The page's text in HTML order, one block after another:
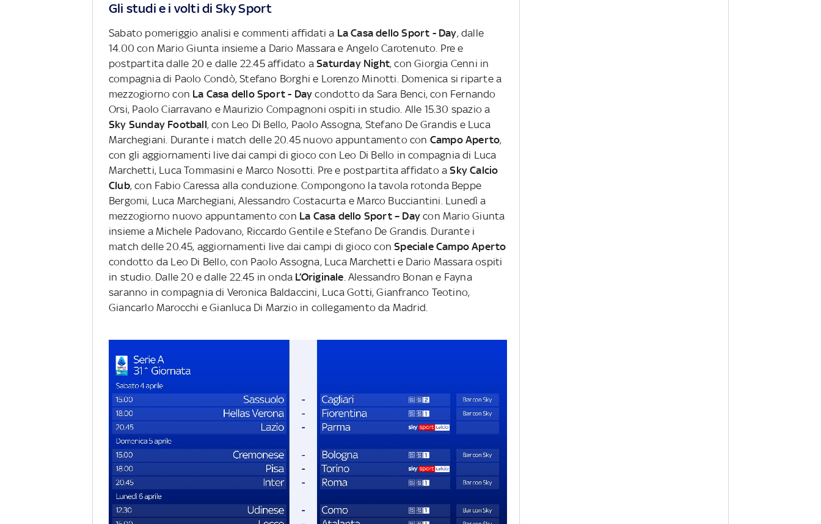
Gli studi e i volti di Sky Sport
Sabato pomeriggio analisi e commenti affidati a La Casa dello Sport - Day, dalle
14.00 con Mario Giunta insieme a Dario Massara e Angelo Carotenuto. Pre e
postpartita dalle 20 e dalle 22.45 affidato aSaturday Night, con Giorgia Cenni in
compagnia di Paolo Condò, Stefano Borghi e Lorenzo Minotti. Domenica si riparte a
mezzogiorno con La Casa dello Sport - Day condotto da Sara Benci, con Fernando
Orsi, Paolo Ciarravano e Maurizio Compagnoni ospiti in studio. Alle 15.30 spazio a
Sky Sunday Football, con Leo Di Bello, Paolo Assogna, Stefano De Grandis e Luca
Marchegiani. Durante i match delle 20.45 nuovo appuntamento con Campo Aperto,
con gli aggiornamenti live dai campi di gioco con Leo Di Bello in compagnia di Luca
Marchetti, Luca Tommasini e Marco Nosotti. Pre e postpartita affidato aSky Calcio
Club, con Fabio Caressa alla conduzione. Compongono la tavola rotonda Beppe
Bergomi, Luca Marchegiani, Alessandro Costacurta e Marco Bucciantini. Lunedì a
mezzogiorno nuovo appuntamento con La Casa dello Sport – Day con Mario Giunta
insieme a Michele Padovano, Riccardo Gentile e Stefano De Grandis. Durante i
match delle 20.45, aggiornamenti live dai campi di gioco conSpeciale Campo Aperto
condotto da Leo Di Bello, con Paolo Assogna, Luca Marchetti e Dario Massara ospiti
in studio. Dalle 20 e dalle 22.45 in onda L’Originale. Alessandro Bonan e Fayna
saranno in compagnia di Veronica Baldaccini, Luca Gotti, Gianfranco Teotino,
Giancarlo Marocchi e Gianluca Di Marzio in collegamento da Madrid.